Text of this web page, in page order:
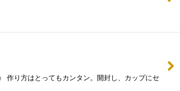
作り方はとってもカンタン。開封し、カップにセ